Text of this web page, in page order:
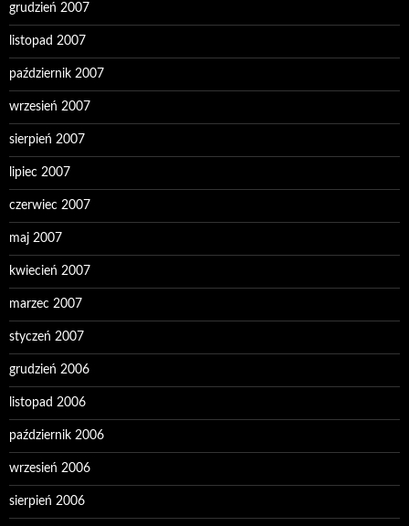
grudzień 2007
listopad 2007
październik 2007
wrzesień 2007
sierpień 2007
lipiec 2007
czerwiec 2007
maj 2007
kwiecień 2007
marzec 2007
styczeń 2007
grudzień 2006
listopad 2006
październik 2006
wrzesień 2006
sierpień 2006